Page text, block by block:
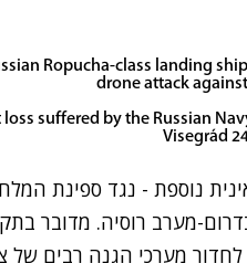
Ropucha-class landing
drone attack
loss suffered by the Russian
נוספת - נגד ספינת
מערב רוסיה. מדובר
מערכי הגנה רבים של